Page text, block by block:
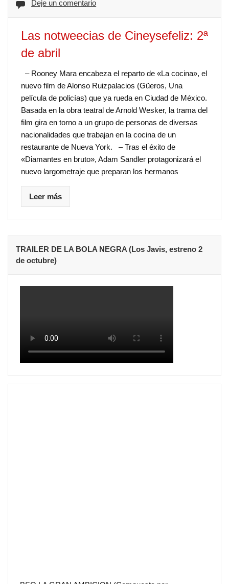
Deje un comentario
Las notweecias de Cineysefeliz: 2ª
de abril
– Rooney Mara encabeza el reparto de «La cocina», el
nuevo film de Alonso Ruizpalacios (Güeros, Una
película de policías) que ya rueda en Ciudad de México.
Basada en la obra teatral de Arnold Wesker, la trama del
film gira en torno a un grupo de personas de diversas
nacionalidades que trabajan en la cocina de un
restaurante de Nueva York. – Tras el éxito de
«Diamantes en bruto», Adam Sandler protagonizará el
nuevo largometraje que preparan los hermanos
Leer más
TRAILER DE LA BOLA NEGRA (Los Javis, estreno 2
de octubre)